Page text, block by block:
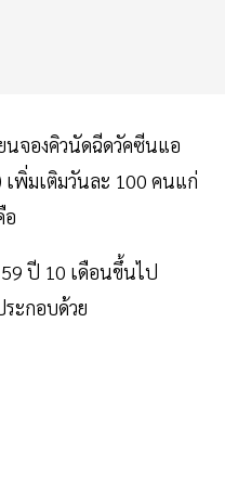
นจองคิวนัดฉีดวัคซีนแอ
เพิ่มเติมวันละ 100 คนแก่
อ
ปี 10 เดือนขึ้นไป
ระกอบด้วย